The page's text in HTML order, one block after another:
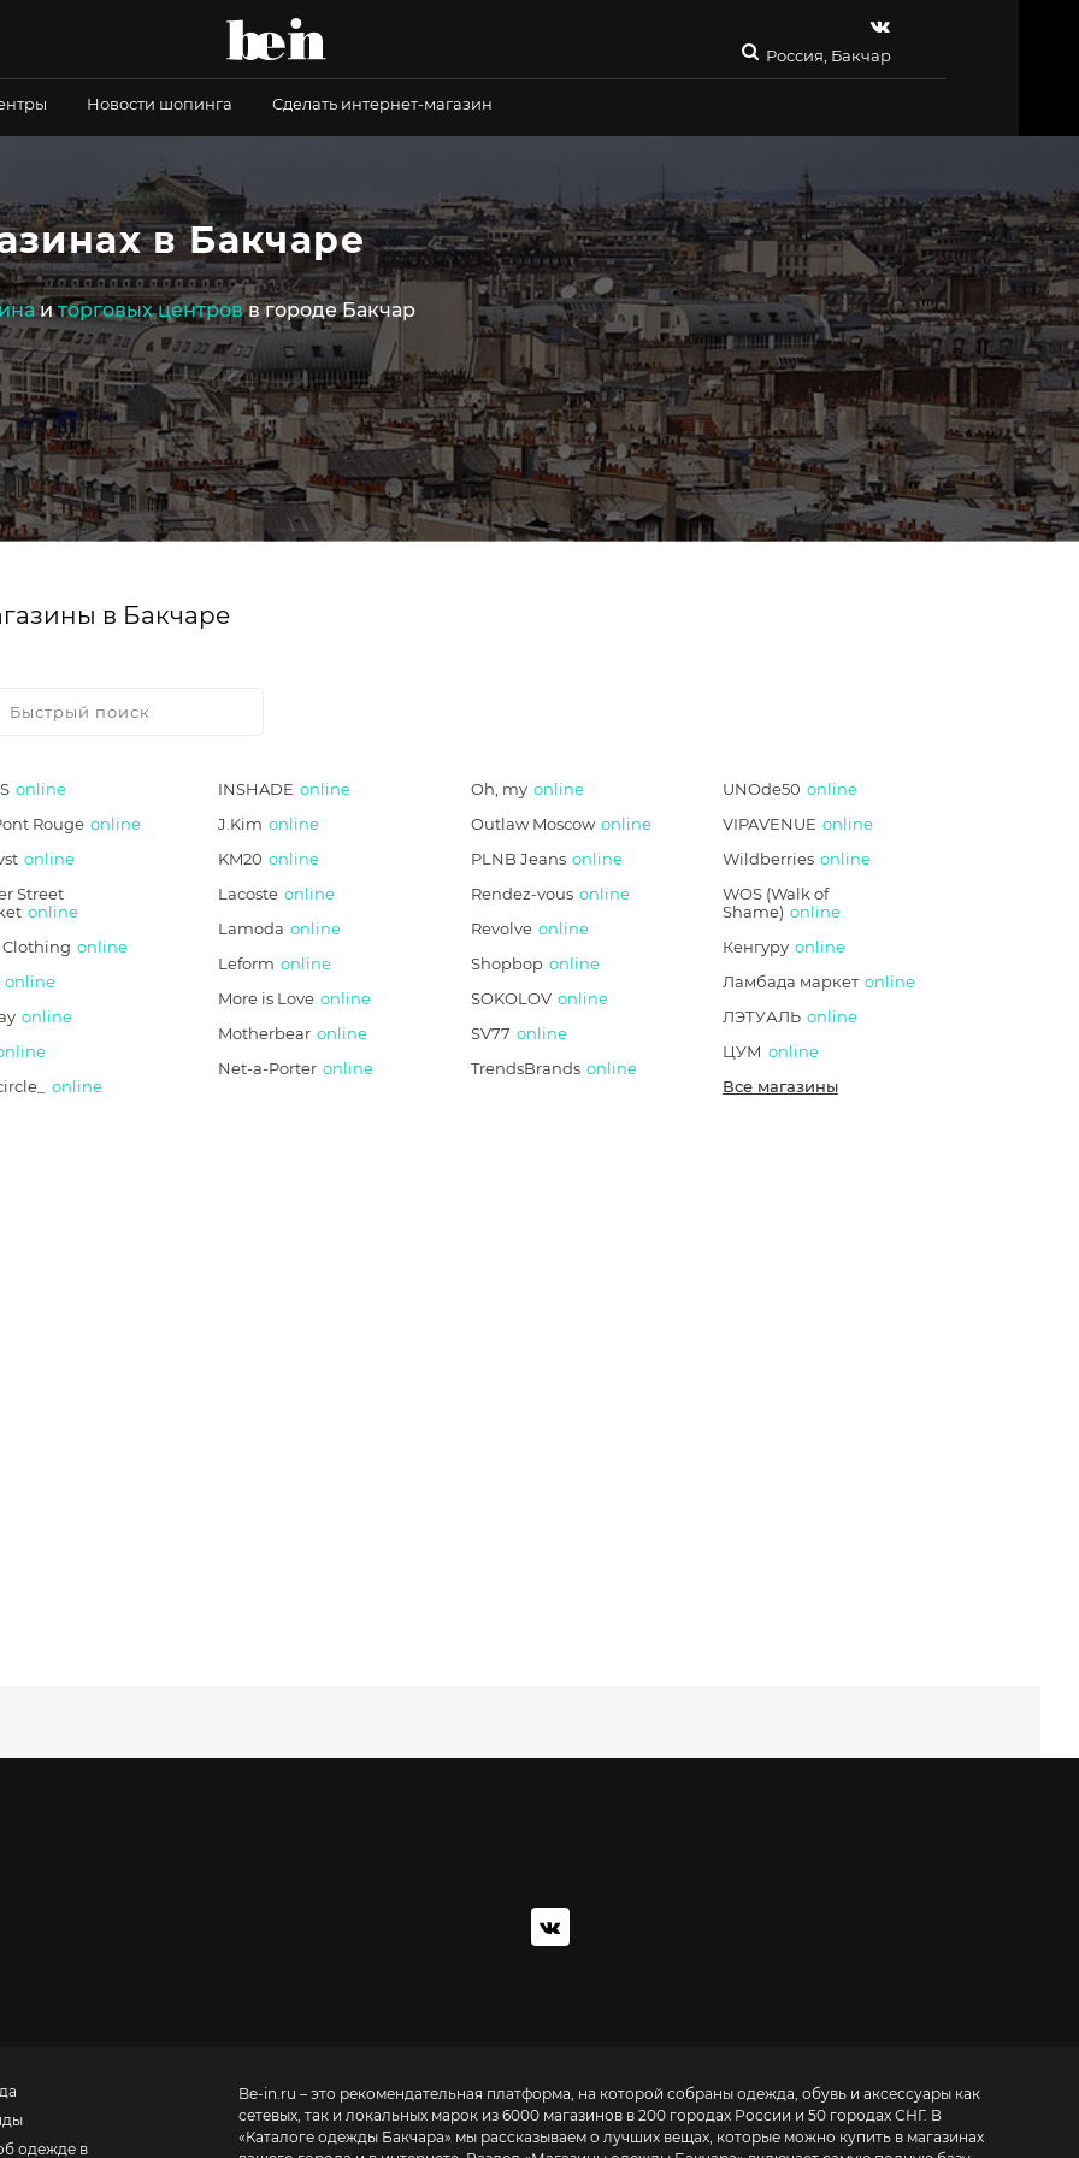
Россия, Бакчар
Новости шопинга Сделать интернет-магазин
в Бакчаре
иторговых центровв городе Бакчар
в Бакчаре
online
Rouge online
online
Street
online
online
online
online
online
INSHADE online
J.Kim online
KM20 online
Lacoste online
Lamoda online
Leform online
More is Love online
Motherbear online
Net-a-Porter online
Oh, my online
Outlaw Moscow online
PLNB Jeans online
Rendez-vous online
Revolve online
Shopbop online
SOKOLOV online
SV77 online
TrendsBrands online
UNOde50 online
VIPAVENUE online
Wildberries online
WOS (Walk of
Shame) online
Кенгуру online
Ламбада маркет online
ЛЭТУАЛЬ online
ЦУМ online
Все магазины
одежде в
Be-in.ru – это рекомендательная платформа, на которой собраны одежда, обувь и аксессуары как
сетевых, так и локальных марок из 6000 магазинов в 200 городах России и 50 городах СНГ. В
«Каталоге одежды Бакчара» мы рассказываем о лучших вещах, которые можно купить в магазинах